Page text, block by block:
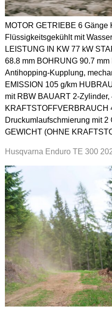
MOTOR GETRIEBE 6 Gänge
Flüssigkeitsgekühlt mit
LEISTUNG IN KW 77 kW
68.8 mm BOHRUNG 90.7
Antihopping-Kupplung,
EMISSION 105 g/km
mit RBW BAUART 2-Zylinder,
KRAFTSTOFFVERBRAUCH
Druckumlaufschmierung mit
GEWICHT (OHNE
Husqvarna Enduro TE 300